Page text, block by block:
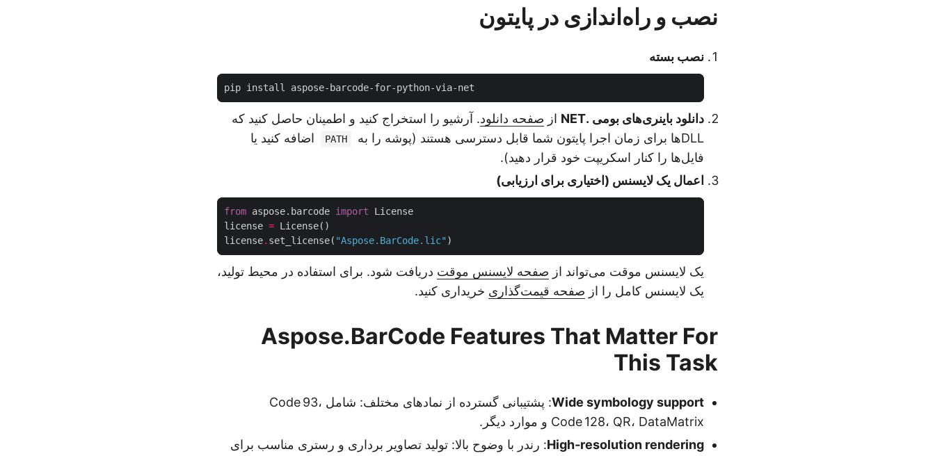
نصب و راه‌اندازی در پایتون
نصب بسته
دانلود باینری‌های بومی .NET از صفحه دانلود. آرشیو را استخراج کنید و اطمینان حاصل کنید که
DLLها برای زمان اجرا پایتون شما قابل دسترسی هستند (پوشه را به
PATH
اضافه کنید یا
فایل‌ها را کنار اسکریپت خود قرار دهید).
اعمال یک لایسنس (اختیاری برای ارزیابی)
from aspose.barcode import
license =
license. set_license( "Aspose.BarCode.lic"
یک لایسنس موقت می‌تواند از صفحه لایسنس موقت دریافت شود. برای استفاده در محیط تولید،
یک لایسنس کامل را از صفحه قیمت‌گذاری خریداری کنید.
Aspose.BarCode Features That Matter For
This Task
Wide symbology support
: پشتیبانی گسترده از نمادهای مختلف: شامل Code 93،
Code 128، QR، DataMatrix و موارد دیگر.
High‑resolution rendering: رندر با وضوح بالا: تولید تصاویر برداری و رستری مناسب برای